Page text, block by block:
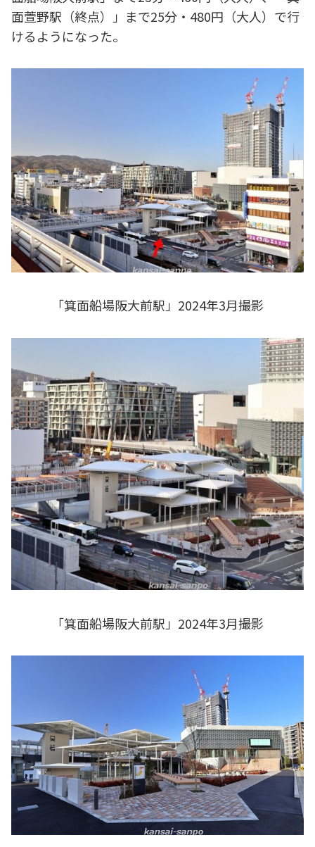
面萱野駅（終点）」まで25分・480円（大人）で行
けるようになった。
「箕面船場阪大前駅」2024年3月撮影
「箕面船場阪大前駅」2024年3月撮影